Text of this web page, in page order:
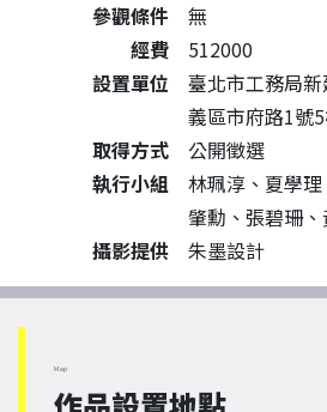
參觀條件
無
經費
512000
設置單位
臺北市工務局
義區市府路1號
取得方式
公開徵選
執行小組
林珮淳、夏學
肇勳、張碧珊
攝影提供
朱墨設計
Map